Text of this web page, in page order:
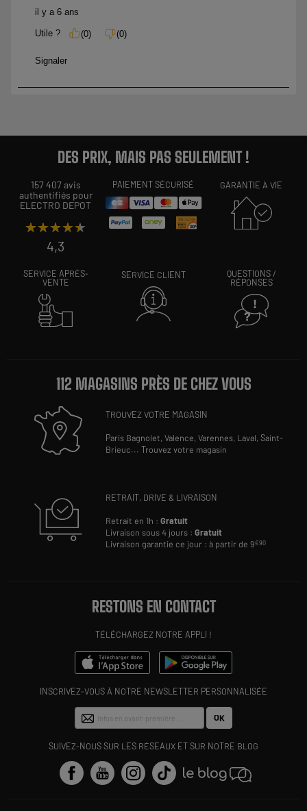
DES PRIX, MAIS PAS SEULEMENT !
157 407 avis
authentifiés pour
ELECTRO DEPOT
★★★★★
★★★★★
4,3
PAIEMENT SÉCURISÉ GARANTIE À VIE
SERVICE APRÈS-
VENTE
SERVICE CLIENT
QUESTIONS /
RÉPONSES
112 MAGASINS PRÈS DE CHEZ VOUS
TROUVEZ VOTRE MAGASIN
Paris Bagnolet,Valence,Varennes, Laval,Saint-
Brieuc...Trouvez votre magasin
RETRAIT, DRIVE & LIVRAISON
Retrait en 1h :Gratuit
Livraison sous 4 jours :Gratuit
Livraison garantie ce jour : à partir de 9€90
RESTONS EN CONTACT
TÉLÉCHARGEZ NOTRE APPLI !
INSCRIVEZ-VOUS À NOTRE NEWSLETTER PERSONNALISÉE
OK
SUIVEZ-NOUS SUR LES RÉSEAUX ET SUR NOTRE BLOG